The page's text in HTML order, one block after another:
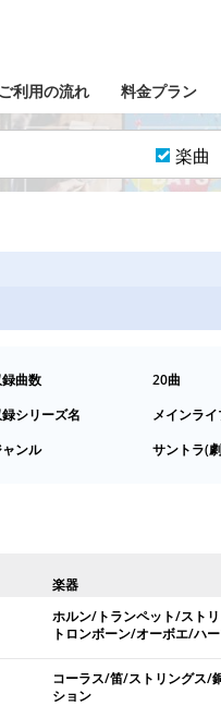
ご利用の流れ 料金プラン
楽曲
曲数
20曲
シリーズ名
メインライ
ャンル
サントラ(
楽器
ホルン/トランペット/スト
トロンボーン/オーボエ/ハ
コーラス/笛/ストリングス/
ション